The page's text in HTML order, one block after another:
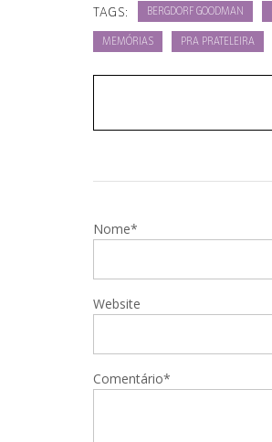
TAGS: BERGDORF GOODMAN
MEMÓRIAS PRA PRATELEIRA
Nome*
Website
Comentário*